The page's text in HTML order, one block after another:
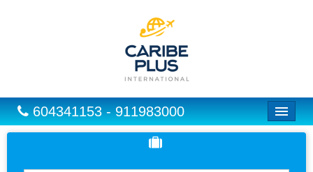
604341153 - 911983000
Vuelos